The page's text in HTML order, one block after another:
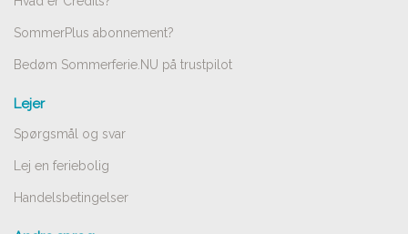
SommerPlus abonnement?
Bedøm Sommerferie.NU på trustpilot
Lejer
Spørgsmål og svar
Lej en feriebolig
Handelsbetingelser